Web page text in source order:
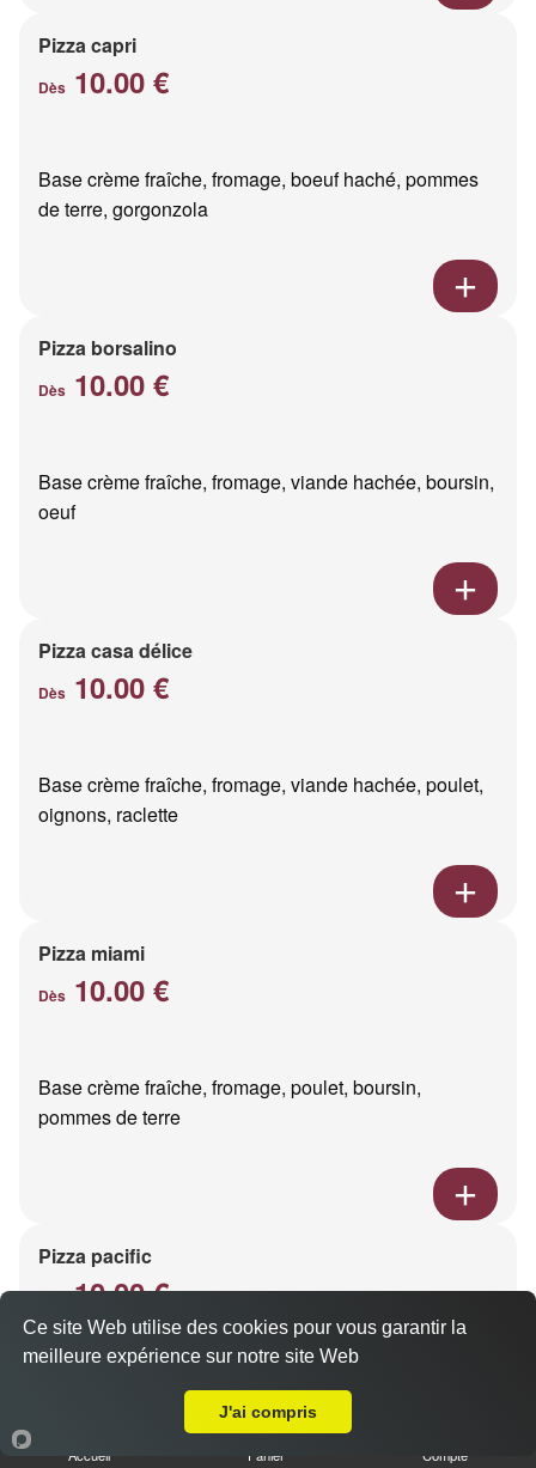
Pizza capri
Dès 10.00 €
Base crème fraîche, fromage, boeuf haché, pommes
de terre, gorgonzola
Pizza borsalino
Dès 10.00 €
Base crème fraîche, fromage, viande hachée, boursin,
oeuf
Pizza casa délice
Dès 10.00 €
Base crème fraîche, fromage, viande hachée, poulet,
oignons, raclette
Pizza miami
Dès 10.00 €
Base crème fraîche, fromage, poulet, boursin,
pommes de terre
Pizza pacific
Dès10.00 €
Base crème fraîche, fromage, saumon fumé
Accueil Panier Compte
Ce site Web utilise des cookies pour vous garantir la
meilleure expérience sur notre site Web
J'ai compris